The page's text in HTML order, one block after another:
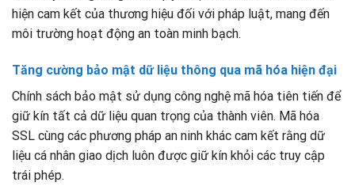
hiện cam kết của thương hiệu đối với pháp luật, mang đến
môi trường hoạt động an toàn minh bạch.
Tăng cường bảo mật dữ liệu thông qua mã hóa hiện đại
Chính sách bảo mật sử dụng công nghệ mã hóa tiên tiến để
giữ kín tất cả dữ liệu quan trọng của thành viên. Mã hóa
SSL cùng các phương pháp an ninh khác cam kết rằng dữ
liệu cá nhân giao dịch luôn được giữ kín khỏi các truy cập
trái phép.